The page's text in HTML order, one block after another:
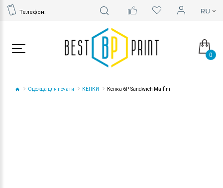
Телефон:
0
Одежда для печати КЕПКИ Кепка 6P-Sandwich Malfini